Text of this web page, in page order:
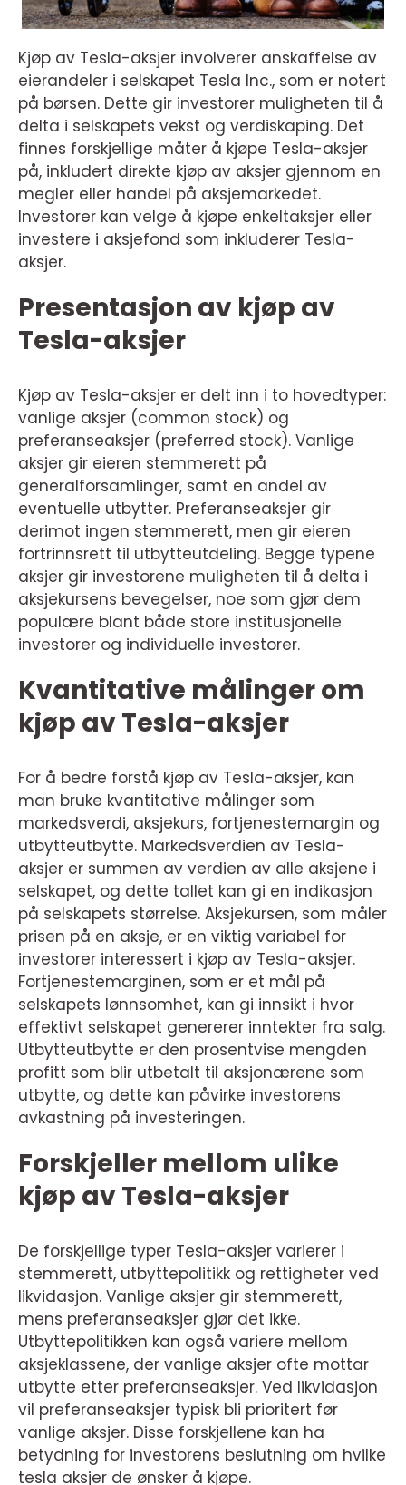
Kjøp av Tesla-aksjer involverer anskaffelse av
eierandeler i selskapet Tesla Inc., som er notert
på børsen. Dette gir investorer muligheten til å
delta i selskapets vekst og verdiskaping. Det
finnes forskjellige måter å kjøpe Tesla-aksjer
på, inkludert direkte kjøp av aksjer gjennom en
megler eller handel på aksjemarkedet.
Investorer kan velge å kjøpe enkeltaksjer eller
investere i aksjefond som inkluderer Tesla-
aksjer.
Presentasjon av kjøp av
Tesla-aksjer
Kjøp av Tesla-aksjer er delt inn i to hovedtyper:
vanlige aksjer (common stock) og
preferanseaksjer (preferred stock). Vanlige
aksjer gir eieren stemmerett på
generalforsamlinger, samt en andel av
eventuelle utbytter. Preferanseaksjer gir
derimot ingen stemmerett, men gir eieren
fortrinnsrett til utbytteutdeling. Begge typene
aksjer gir investorene muligheten til å delta i
aksjekursens bevegelser, noe som gjør dem
populære blant både store institusjonelle
investorer og individuelle investorer.
Kvantitative målinger om
kjøp av Tesla-aksjer
For å bedre forstå kjøp av Tesla-aksjer, kan
man bruke kvantitative målinger som
markedsverdi, aksjekurs, fortjenestemargin og
utbytteutbytte. Markedsverdien av Tesla-
aksjer er summen av verdien av alle aksjene i
selskapet, og dette tallet kan gi en indikasjon
på selskapets størrelse. Aksjekursen, som måler
prisen på en aksje, er en viktig variabel for
investorer interessert i kjøp av Tesla-aksjer.
Fortjenestemarginen, som er et mål på
selskapets lønnsomhet, kan gi innsikt i hvor
effektivt selskapet genererer inntekter fra salg.
Utbytteutbytte er den prosentvise mengden
profitt som blir utbetalt til aksjonærene som
utbytte, og dette kan påvirke investorens
avkastning på investeringen.
Forskjeller mellom ulike
kjøp av Tesla-aksjer
De forskjellige typer Tesla-aksjer varierer i
stemmerett, utbyttepolitikk og rettigheter ved
likvidasjon. Vanlige aksjer gir stemmerett,
mens preferanseaksjer gjør det ikke.
Utbyttepolitikken kan også variere mellom
aksjeklassene, der vanlige aksjer ofte mottar
utbytte etter preferanseaksjer. Ved likvidasjon
vil preferanseaksjer typisk bli prioritert før
vanlige aksjer. Disse forskjellene kan ha
betydning for investorens beslutning om hvilke
tesla aksjer de ønsker å kjøpe.